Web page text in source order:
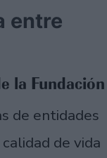
entre
la Fundación
de entidades
de vida